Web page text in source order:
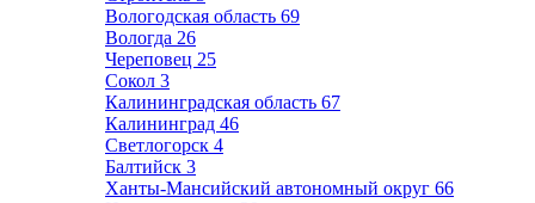
Вологодская область 69
Вологда 26
Череповец 25
Сокол 3
Калининградская область 67
Калининград 46
Светлогорск 4
Балтийск 3
Ханты-Мансийский автономный округ 66